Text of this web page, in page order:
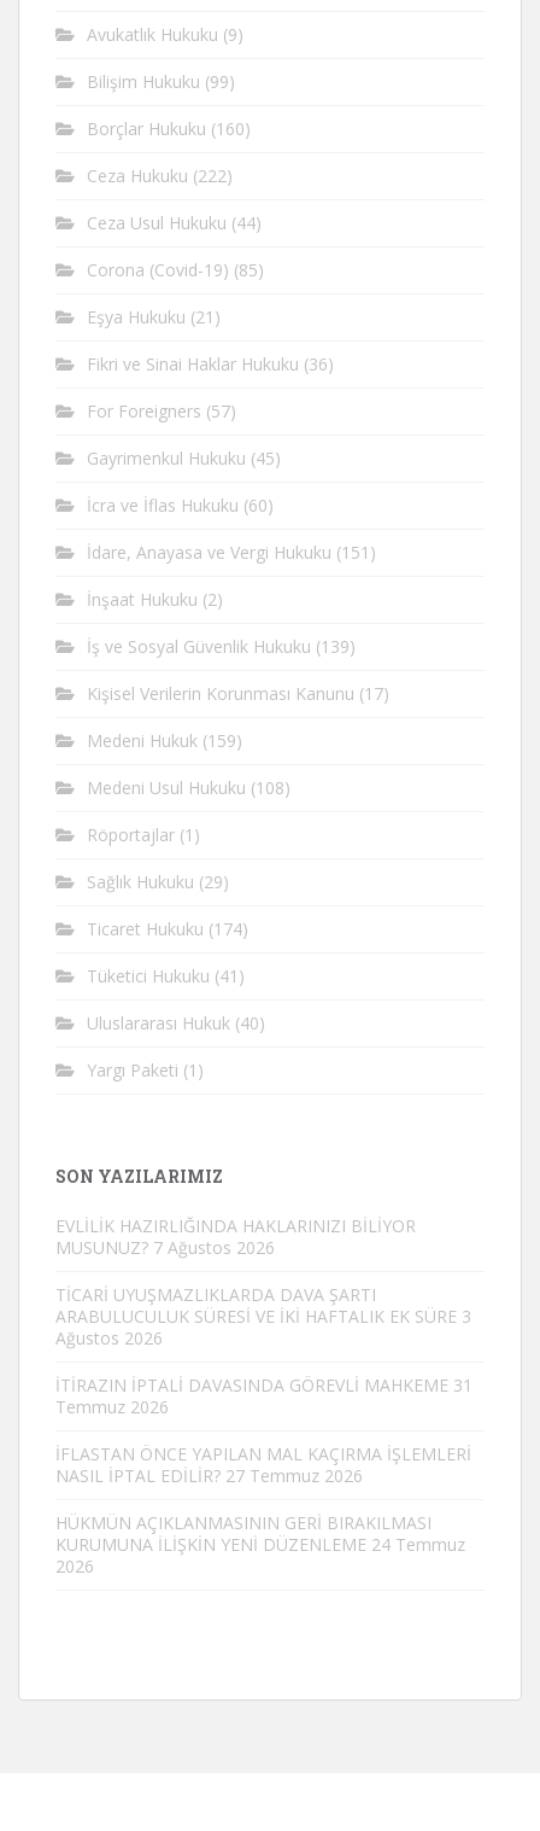
Avukatlık Hukuku (9)
Bilişim Hukuku (99)
Borçlar Hukuku (160)
Ceza Hukuku (222)
Ceza Usul Hukuku (44)
Corona (Covid-19) (85)
Eşya Hukuku (21)
Fikri ve Sinai Haklar Hukuku (36)
For Foreigners (57)
Gayrimenkul Hukuku (45)
İcra ve İflas Hukuku (60)
İdare, Anayasa ve Vergi Hukuku (151)
İnşaat Hukuku (2)
İş ve Sosyal Güvenlik Hukuku (139)
Kişisel Verilerin Korunması Kanunu (17)
Medeni Hukuk (159)
Medeni Usul Hukuku (108)
Röportajlar (1)
Sağlık Hukuku (29)
Ticaret Hukuku (174)
Tüketici Hukuku (41)
Uluslararası Hukuk (40)
Yargı Paketi (1)
SON YAZILARIMIZ
EVLİLİK HAZIRLIĞINDA HAKLARINIZI BİLİYOR
MUSUNUZ? 7 Ağustos 2026
TİCARİ UYUŞMAZLIKLARDA DAVA ŞARTI
ARABULUCULUK SÜRESİ VE İKİ HAFTALIK EK SÜRE 3
Ağustos 2026
İTİRAZIN İPTALİ DAVASINDA GÖREVLİ MAHKEME 31
Temmuz 2026
İFLASTAN ÖNCE YAPILAN MAL KAÇIRMA İŞLEMLERİ
NASIL İPTAL EDİLİR? 27 Temmuz 2026
HÜKMÜN AÇIKLANMASININ GERİ BIRAKILMASI
KURUMUNA İLİŞKİN YENİ DÜZENLEME 24 Temmuz
2026